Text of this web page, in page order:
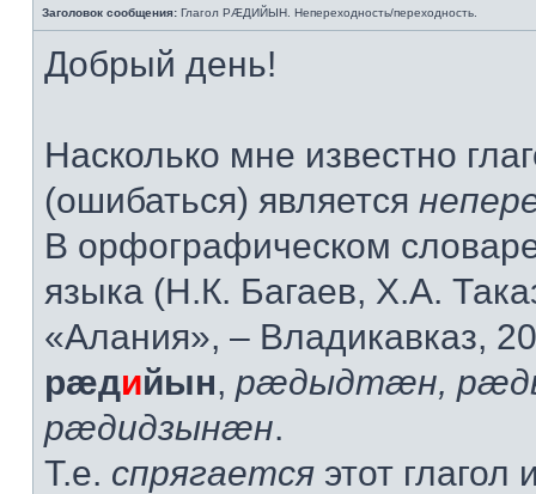
Заголовок сообщения: Глагол РÆДИЙЫН. Непереходность/переходность.
Добрый день!
Насколько мне известно
(ошибаться) является
В орфографическом словаре
языка (Н.К. Багаев, Х.А.
«Алания», – Владикавказ,
рæдийын, рæдыдтæн,
рæдидзынæн.
Т.е. спрягается этот